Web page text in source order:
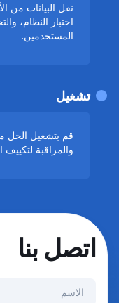
اختبار النظام،
المستخدمين.
قم بتشغيل الحل
والمراقبة
تشغيل
اتصل بنا